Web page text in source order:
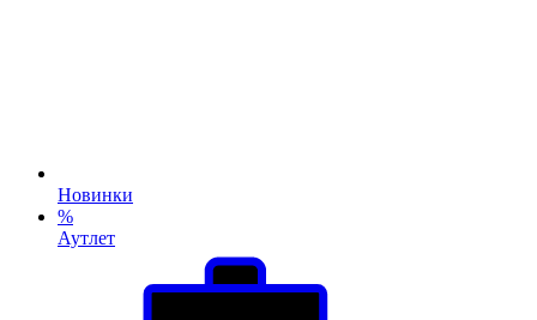
Новинки
%
Аутлет